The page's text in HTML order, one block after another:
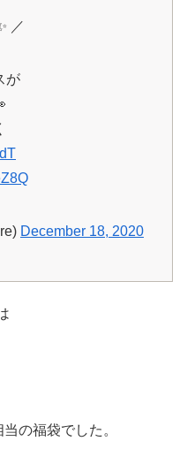
／
が
December 18, 2020
の福袋でした。